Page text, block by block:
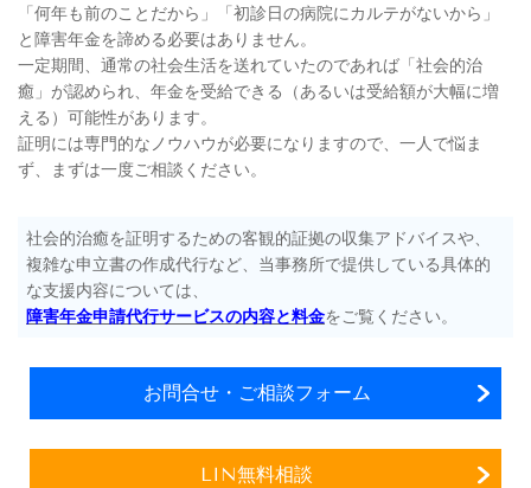
「何年も前のことだから」「初診日の病院にカルテがないから」
と障害年金を諦める必要はありません。
一定期間、通常の社会生活を送れていたのであれば「社会的治
癒」が認められ、年金を受給できる（あるいは受給額が大幅に増
える）可能性があります。
証明には専門的なノウハウが必要になりますので、一人で悩ま
ず、まずは一度ご相談ください。
社会的治癒を証明するための客観的証拠の収集アドバイスや、
複雑な申立書の作成代行など、当事務所で提供している具体的
な支援内容については、
障害年金申請代行サービスの内容と料金をご覧ください。
お問合せ・ご相談フォーム
LIN無料相談